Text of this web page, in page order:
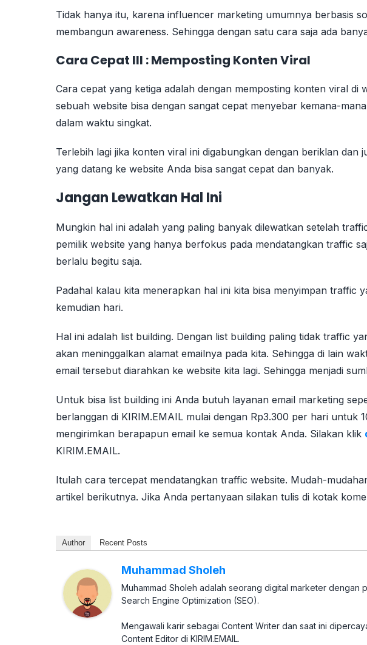
Tidak hanya itu, karena influencer marketing umumnya berbasis
membangun awareness. Sehingga dengan satu cara saja ada
Cara Cepat III : Memposting Konten Viral
Cara cepat yang ketiga adalah dengan memposting konten viral di
sebuah website bisa dengan sangat cepat menyebar kemana-
dalam waktu singkat.
Terlebih lagi jika konten viral ini digabungkan dengan beriklan dan
yang datang ke website Anda bisa sangat cepat dan banyak.
Jangan Lewatkan Hal Ini
Mungkin hal ini adalah yang paling banyak dilewatkan setelah
pemilik website yang hanya berfokus pada mendatangkan traffic
berlalu begitu saja.
Padahal kalau kita menerapkan hal ini kita bisa menyimpan traffic
kemudian hari.
Hal ini adalah list building. Dengan list building paling tidak traffic
akan meninggalkan alamat emailnya pada kita. Sehingga di lain
email tersebut diarahkan ke website kita lagi. Sehingga menjadi
Untuk bisa list building ini Anda butuh layanan email marketing
berlanggan di KIRIM.EMAIL mulai dengan Rp3.300 per hari untuk
mengirimkan berapapun email ke semua kontak Anda. Silakan klik
KIRIM.EMAIL.
Itulah cara tercepat mendatangkan traffic website. Mudah-
artikel berikutnya. Jika Anda pertanyaan silakan tulis di kotak
Author Recent Posts
Muhammad Sholeh
Muhammad Sholeh adalah seorang digital marketer dengan
Search Engine Optimization (SEO).
Mengawali karir sebagai Content Writer dan saat ini
Content Editor di KIRIM.EMAIL.